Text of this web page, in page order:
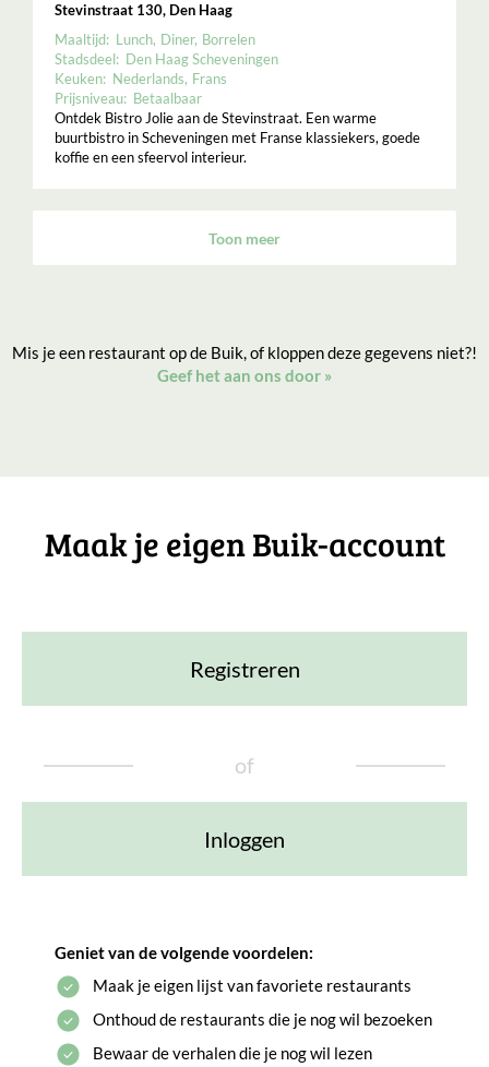
Stevinstraat 130, Den Haag
Maaltijd: Lunch Diner Borrelen
Stadsdeel: Den Haag Scheveningen
Keuken: Nederlands Frans
Prijsniveau: Betaalbaar
Ontdek Bistro Jolie aan de Stevinstraat. Een warme
buurtbistro in Scheveningen met Franse klassiekers, goede
koffie en een sfeervol interieur.
Toon meer
Mis je een restaurant op de Buik, of kloppen deze gegevens niet?!
Geef het aan ons door »
Maak je eigen Buik-account
Registreren
of
Inloggen
Geniet van de volgende voordelen:
Maak je eigen lijst van favoriete restaurants
Onthoud de restaurants die je nog wil bezoeken
Bewaar de verhalen die je nog wil lezen